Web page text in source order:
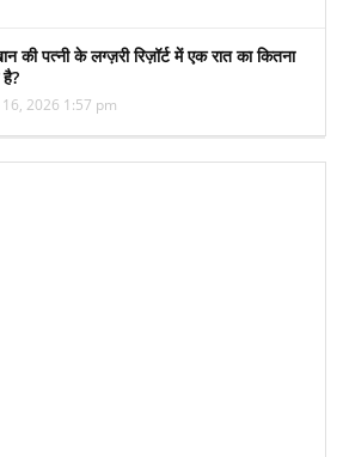
की पत्नी के लग्ज़री रिज़ॉर्ट में एक रात का कितना
2026 1:57 pm